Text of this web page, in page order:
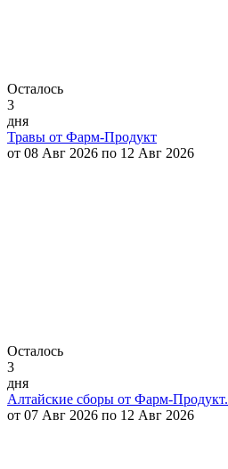
Осталось
3
дня
Травы от Фарм-Продукт
от 08 Авг 2026 по 12 Авг 2026
Осталось
3
дня
Алтайские сборы от Фарм-Продукт.
от 07 Авг 2026 по 12 Авг 2026